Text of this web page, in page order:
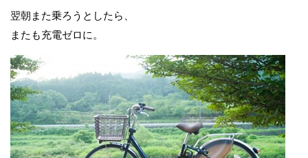
翌朝また乗ろうとしたら、
またも充電ゼロに。